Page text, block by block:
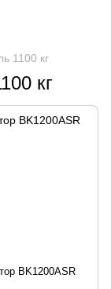
1100 кг
кг
BK1200ASR